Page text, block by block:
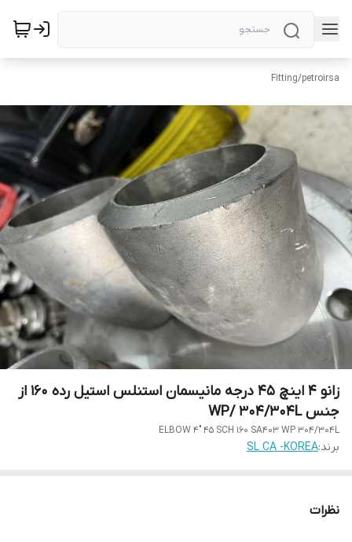
petroirsa
/
Fitting
زانو 4 اینچ 45 درجه مانیسمان استنلس استیل رده 160 از
جنس WP/ 304/304L
ELBOW 4" 45 SCH 160 SA403 WP 304/304L
برند:SL CA -KOREA
نظرات